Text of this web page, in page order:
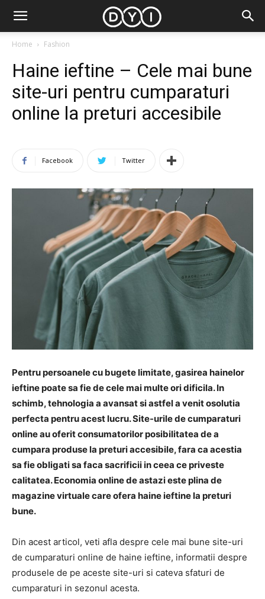
Home Fashion
Haine ieftine – Cele mai bune
site-uri pentru cumparaturi
online la preturi accesibile
Facebook Twitter
Pentru persoanele cu bugete limitate, gasirea hainelor
ieftine poate sa fie de cele mai multe ori dificila. In
schimb, tehnologia a avansat si astfel a venit osolutia
perfecta pentru acest lucru. Site-urile de cumparaturi
online au oferit consumatorilor posibilitatea de a
cumpara produse la preturi accesibile, fara ca acestia
sa fie obligati sa faca sacrificii in ceea ce priveste
calitatea. Economia online de astazi este plina de
magazine virtuale care ofera haine ieftine la preturi
bune.
Din acest articol, veti afla despre cele mai bune site-uri
de cumparaturi online de haine ieftine, informatii despre
produsele de pe aceste site-uri si cateva sfaturi de
cumparaturi in sezonul acesta.